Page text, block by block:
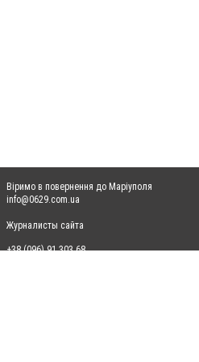
Віримо в повернення до Маріуполя
info@0629.com.ua
Журналисты сайта
+38 (096) 91 303 68